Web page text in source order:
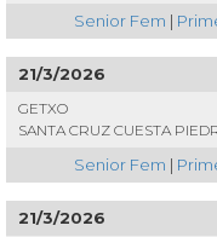
Senior Fem |
21/3/2026
GETXO
SANTA CRUZ CUESTA
Senior Fem |
21/3/2026